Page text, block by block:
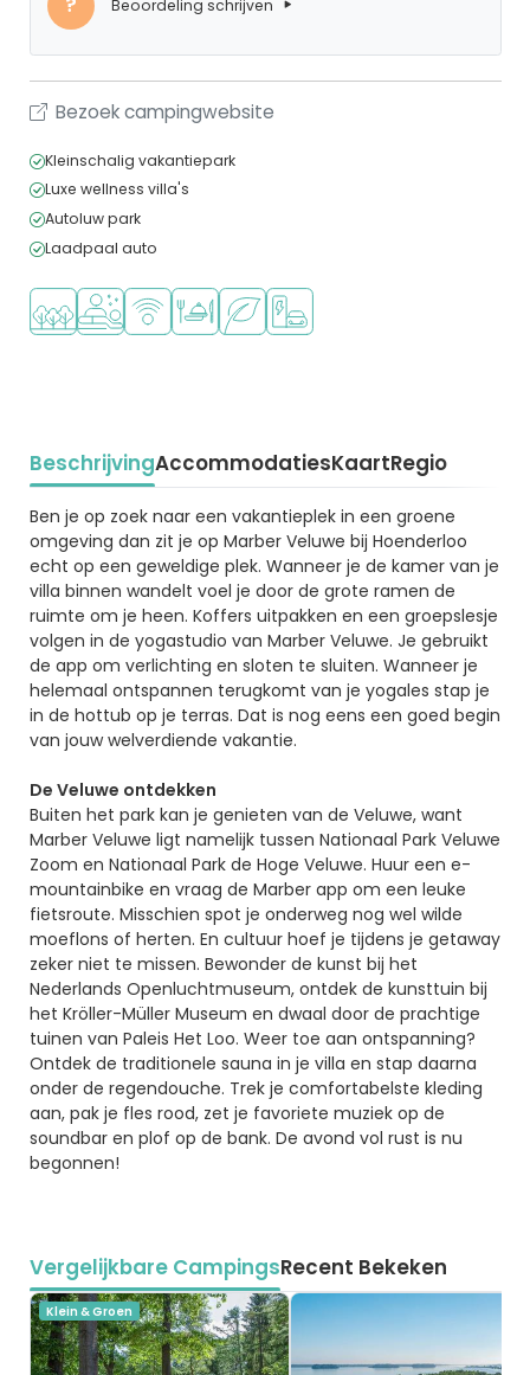
Beoordeling schrijven
Bezoek campingwebsite
Kleinschalig vakantiepark
Luxe wellness villa's
Autoluw park
Laadpaal auto
Ligt in een bosrijke omgeving
Wellnessfaciliteiten
WiFi beschikbaar
Restaurant of pizzeria
Groene ligging
Laadpaal elektrische auto
BeschrijvingAccommodatiesKaartRegio
Beschrijving
Ben je op zoek naar een vakantieplek in een groene
omgeving dan zit je op Marber Veluwe bij Hoenderloo
echt op een geweldige plek. Wanneer je de kamer van je
villa binnen wandelt voel je door de grote ramen de
ruimte om je heen. Koffers uitpakken en een groepslesje
volgen in de yogastudio van Marber Veluwe. Je gebruikt
de app om verlichting en sloten te sluiten. Wanneer je
helemaal ontspannen terugkomt van je yogales stap je
in de hottub op je terras. Dat is nog eens een goed begin
van jouw welverdiende vakantie.
De Veluwe ontdekken
Buiten het park kan je genieten van de Veluwe, want
Marber Veluwe ligt namelijk tussen Nationaal Park Veluwe
Zoom en Nationaal Park de Hoge Veluwe. Huur een e-
mountainbike en vraag de Marber app om een leuke
fietsroute. Misschien spot je onderweg nog wel wilde
moeflons of herten. En cultuur hoef je tijdens je getaway
zeker niet te missen. Bewonder de kunst bij het
Nederlands Openluchtmuseum, ontdek de kunsttuin bij
het Kröller-Müller Museum en dwaal door de prachtige
tuinen van Paleis Het Loo. Weer toe aan ontspanning?
Ontdek de traditionele sauna in je villa en stap daarna
onder de regendouche. Trek je comfortabelste kleding
aan, pak je fles rood, zet je favoriete muziek op de
soundbar en plof op de bank. De avond vol rust is nu
begonnen!
Vergelijkbare CampingsRecent Bekeken
Klein & Groen